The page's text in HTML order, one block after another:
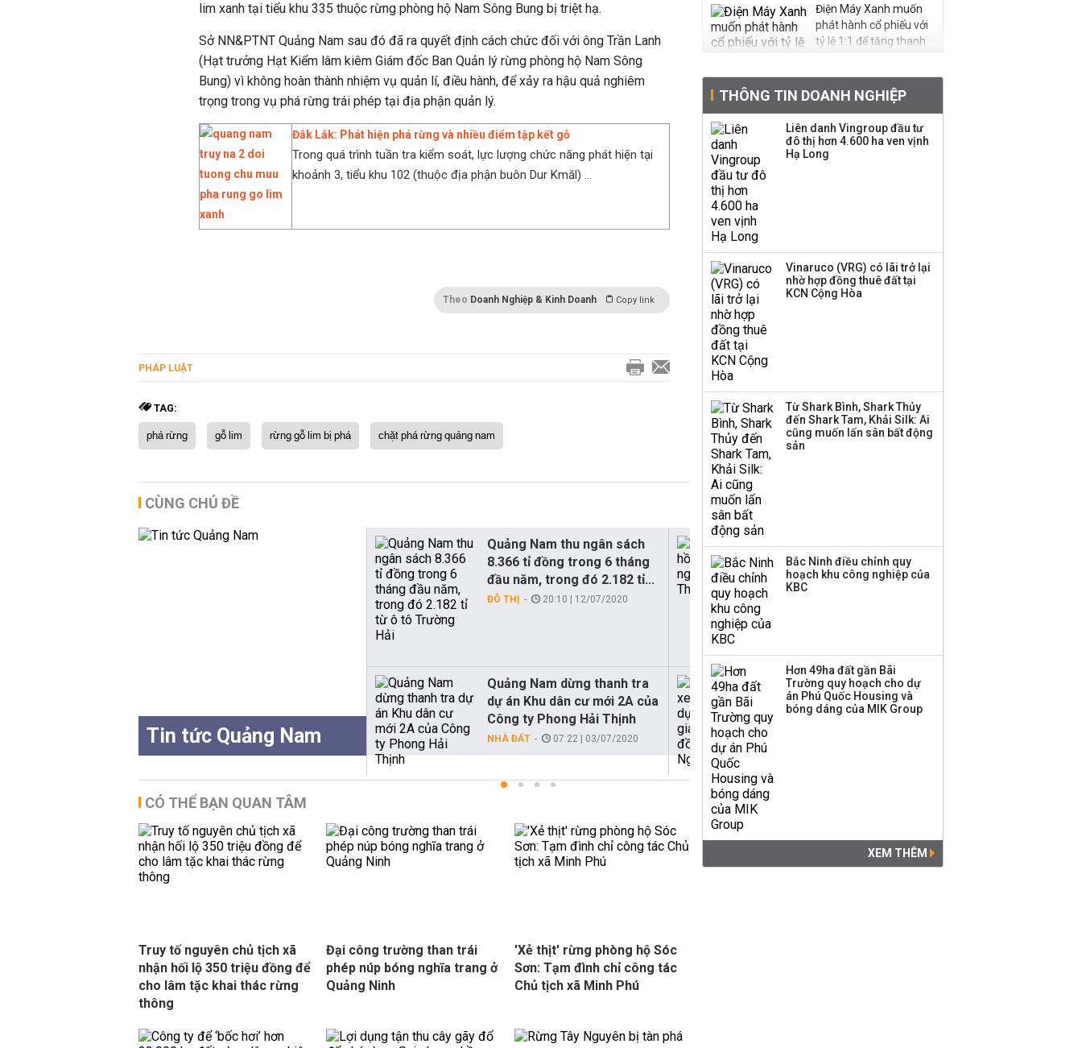
lim xanh tại tiểu khu 335 thuộc rừng phòng hộ Nam Sông Bung bị triệt hạ.
Sở NN&PTNT Quảng Nam sau đó đã ra quyết định cách chức đối với ông Trần Lanh
(Hạt trưởng Hạt Kiểm lâm kiêm Giám đốc Ban Quản lý rừng phòng hộ Nam Sông
Bung) vì không hoàn thành nhiệm vụ quản lí, điều hành, để xảy ra hậu quả nghiêm
trọng trong vụ phá rừng trái phép tại địa phận quản lý.
Đắk Lắk: Phát hiện phá rừng và nhiều điểm tập kết gỗ
Trong quá trình tuần tra kiểm soát, lực lượng chức năng phát hiện tại
khoảnh 3, tiểu khu 102 (thuộc địa phận buôn Dur Kmăl) ...
Theo Doanh Nghiệp & Kinh Doanh Copy link
PHÁP LUẬT
TAG:
phá rừng gỗ lim rừng gỗ lim bị phá chặt phá rừng quảng nam
CÙNG CHỦ ĐỀ
Tin tức Quảng Nam
Quảng Nam thu ngân sách
8.366 tỉ đồng trong 6 tháng
đầu năm, trong đó 2.182 tỉ...
ĐÔ THỊ 20:10 | 12/07/2020
Quảng Nam thu hồi dự án
Khu nghỉ dưỡng An Thịnh-
PPC
Quảng Nam dừng thanh tra
dự án Khu dân cư mới 2A của
Công ty Phong Hải Thịnh
NHÀ ĐẤT 07:22 | 03/07/2020
Quảng Nam xem xét thu hồi
dự án thành phố giáo dục
1.500 tỉ đồng của Công ty...
CÓ THỂ BẠN QUAN TÂM
Truy tố nguyên chủ tịch xã
nhận hối lộ 350 triệu đồng để
cho lâm tặc khai thác rừng
thông
Đại công trường than trái
phép núp bóng nghĩa trang ở
Quảng Ninh
'Xẻ thịt' rừng phòng hộ Sóc
Sơn: Tạm đình chỉ công tác
Chủ tịch xã Minh Phú
Điện Máy Xanh muốn
phát hành cổ phiếu với
tỷ lệ 1:1 để tăng thanh
Quy hoạch 4 khu lấn
biển ở Phú Quốc
hàng
Dự án Sheraton Phú
Huấn Hoa Hồng bỗng
dưng ‘biến mất’, một
công ty khác đã giải thể
THÔNG TIN DOANH NGHIỆP
Liên danh Vingroup đầu tư
đô thị hơn 4.600 ha ven vịnh
Hạ Long
Vinaruco (VRG) có lãi trở lại
nhờ hợp đồng thuê đất tại
KCN Cộng Hòa
Từ Shark Bình, Shark Thủy
đến Shark Tam, Khải Silk: Ai
cũng muốn lấn sân bất động
sản
Bắc Ninh điều chỉnh quy
hoạch khu công nghiệp của
KBC
Hơn 49ha đất gần Bãi
Trường quy hoạch cho dự
án Phú Quốc Housing và
bóng dáng của MIK Group
XEM THÊM